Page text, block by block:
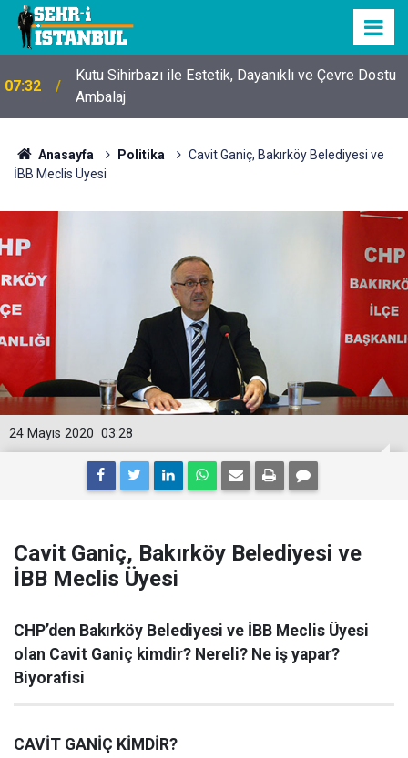
07:32
Kutu Sihirbazı ile Estetik, Dayanıklı ve Çevre Dostu
Ambalaj
Anasayfa Politika
Cavit Ganiç, Bakırköy Belediyesi ve
İBB Meclis Üyesi
03:28
24 Mayıs 2020
Cavit Ganiç, Bakırköy Belediyesi ve
İBB Meclis Üyesi
CHP’den Bakırköy Belediyesi ve İBB Meclis Üyesi
olan Cavit Ganiç kimdir? Nereli? Ne iş yapar?
Biyorafisi
CAVİT GANİÇ KİMDİR?